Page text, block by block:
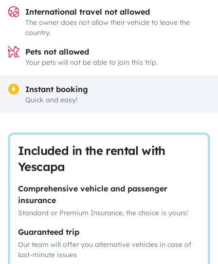
International travel not allowed
The owner does not allow their vehicle to leave the
country.
Pets not allowed
Your pets will not be able to join this trip.
Instant booking
Quick and easy!
Included in the rental with
Yescapa
Comprehensive vehicle and passenger
insurance
Standard or Premium Insurance, the choice is yours!
Guaranteed trip
Our team will offer you alternative vehicles in case of
last-minute issues